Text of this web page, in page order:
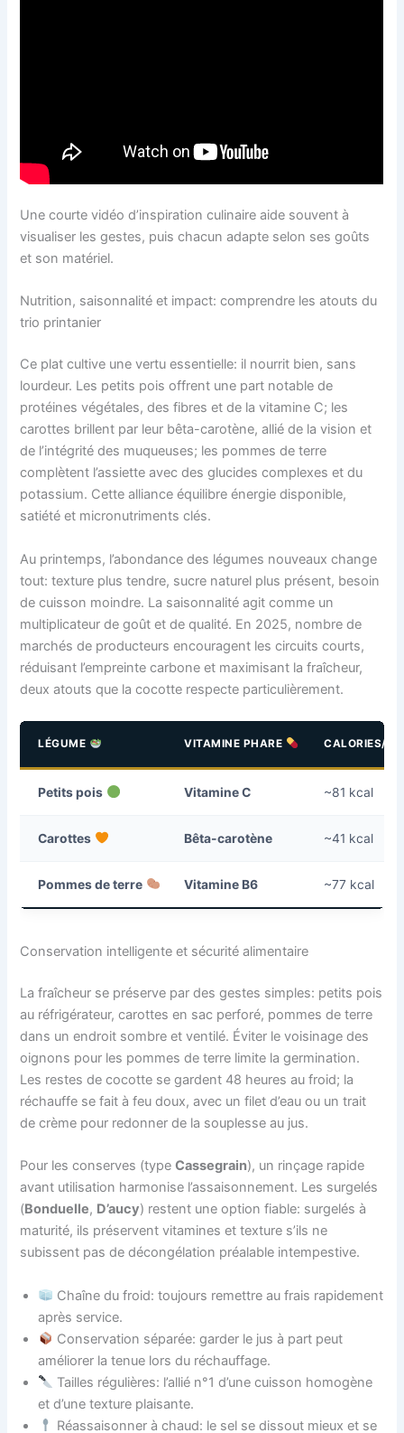
Une courte vidéo d’inspiration culinaire aide souvent à
visualiser les gestes, puis chacun adapte selon ses goûts
et son matériel.
Nutrition, saisonnalité et impact: comprendre les atouts du
trio printanier
Ce plat cultive une vertu essentielle: il nourrit bien, sans
lourdeur. Les petits pois offrent une part notable de
protéines végétales, des fibres et de la vitamine C; les
carottes brillent par leur bêta-carotène, allié de la vision et
de l’intégrité des muqueuses; les pommes de terre
complètent l’assiette avec des glucides complexes et du
potassium. Cette alliance équilibre énergie disponible,
satiété et micronutriments clés.
Au printemps, l’abondance des légumes nouveaux change
tout: texture plus tendre, sucre naturel plus présent, besoin
de cuisson moindre. La saisonnalité agit comme un
multiplicateur de goût et de qualité. En 2025, nombre de
marchés de producteurs encouragent les circuits courts,
réduisant l’empreinte carbone et maximisant la fraîcheur,
deux atouts que la cocotte respecte particulièrement.
LÉGUME VITAMINE PHARE CALORIES/
Petits pois Vitamine C ~81 kcal
Carottes Bêta-carotène ~41 kcal
Pommes de terre Vitamine B6 ~77 kcal
Conservation intelligente et sécurité alimentaire
La fraîcheur se préserve par des gestes simples: petits pois
au réfrigérateur, carottes en sac perforé, pommes de terre
dans un endroit sombre et ventilé. Éviter le voisinage des
oignons pour les pommes de terre limite la germination.
Les restes de cocotte se gardent 48 heures au froid; la
réchauffe se fait à feu doux, avec un filet d’eau ou un trait
de crème pour redonner de la souplesse au jus.
Pour les conserves (typeCassegrain), un rinçage rapide
avant utilisation harmonise l’assaisonnement. Les surgelés
(Bonduelle, D’aucy) restent une option fiable: surgelés à
maturité, ils préservent vitamines et texture s’ils ne
subissent pas de décongélation préalable intempestive.
Chaîne du froid: toujours remettre au frais rapidement
après service.
Conservation séparée: garder le jus à part peut
améliorer la tenue lors du réchauffage.
Tailles régulières: l’allié n°1 d’une cuisson homogène
et d’une texture plaisante.
Réassaisonner à chaud: le sel se dissout mieux et se